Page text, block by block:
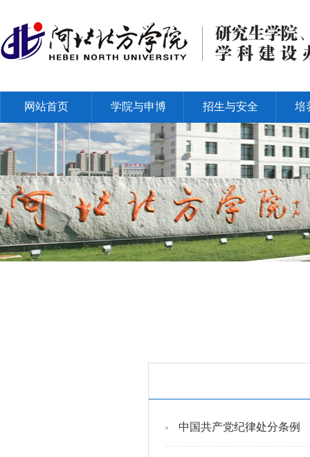
网站首页 学院与申博 招生与安全 培
中国共产党纪律处分条例